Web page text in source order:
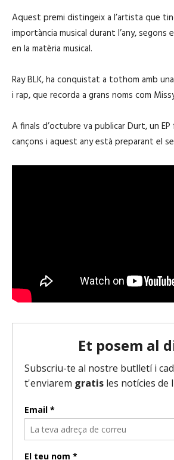
Aquest premi distingeix a l’artista que
importància musical durant l’any,
en la matèria musical.
Ray BLK, ha conquistat a tothom amb
i rap, que recorda a grans noms com
A finals d’octubre va publicar Durt, un
cançons i aquest any està preparant el